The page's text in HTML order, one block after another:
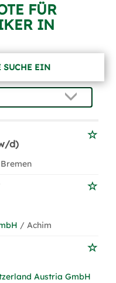
FÜR
IN
SUCHE EIN
d)
/ Achim
Austria GmbH